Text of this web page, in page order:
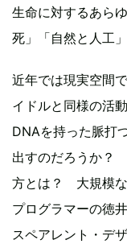
生命に対するあら
死」「自然と人工
近年では現実空間
イドルと同様の活
DNAを持った脈打
出すのだろうか？
方とは？ 大規模な
プログラマーの徳
スペアレント・デ